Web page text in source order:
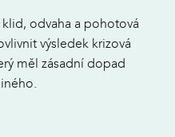
odvaha a pohotová
výsledek krizová
měl zásadní dopad